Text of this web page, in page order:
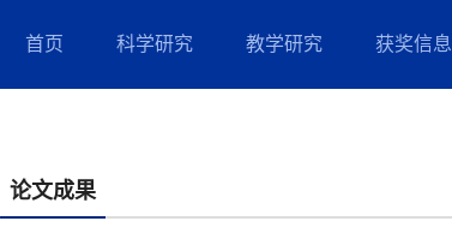
首页 科学研究 教学研究 获奖信息
论文成果